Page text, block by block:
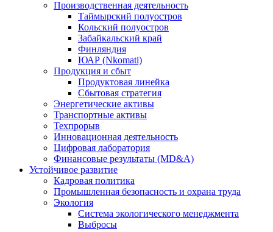
Производственная деятельность
Таймырский полуостров
Кольский полуостров
Забайкальский край
Финляндия
ЮАР (Nkomati)
Продукция и сбыт
Продуктовая линейка
Сбытовая стратегия
Энергетические активы
Транспортные активы
Техпрорыв
Инновационная деятельность
Цифровая лаборатория
Финансовые результаты (MD&A)
Устойчивое развитие
Кадровая политика
Промышленная безопасность и охрана труда
Экология
Система экологического менеджмента
Выбросы